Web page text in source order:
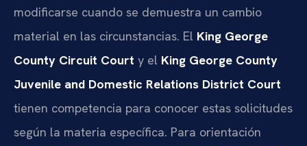
modificarse cuando se demuestra un cambio
material en las circunstancias. El King George
County Circuit Court y el King George County
Juvenile and Domestic Relations District Court
tienen competencia para conocer estas solicitudes
según la materia específica. Para orientación